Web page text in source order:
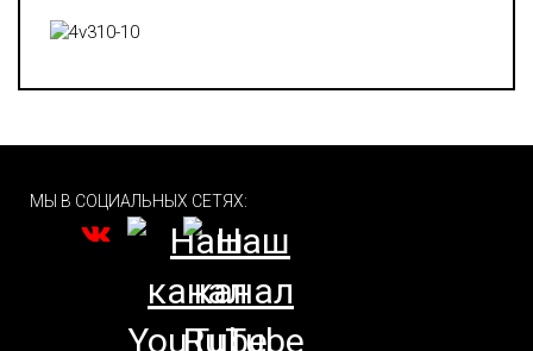
МЫ В СОЦИАЛЬНЫХ СЕТЯХ: